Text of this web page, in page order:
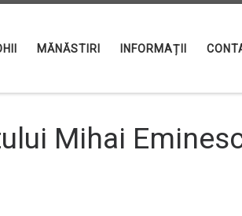
MĂNĂSTIRI INFORMAȚII
Mihai